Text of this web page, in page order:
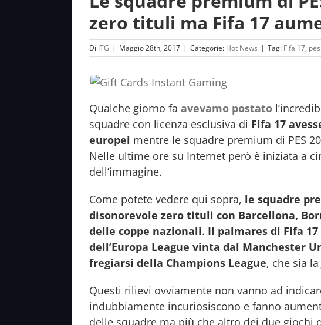
zero tituli ma Fifa 17
Di ITG | Maggio 28th, 2017 | Categorie: Hot News | Tag: Fifa 17,
Qualche giorno fa avevamo postato
squadre con licenza esclusiva di Fifa 17
europei mentre le squadre premium di PES
Nelle ultime ore su Internet però è iniziata a
dell’immagine.
Come potete vedere qui sopra, le squadre
disonorevole zero tituli con Barcellona,
delle coppe nazionali. Il palmares di Fifa
dell’Europa League vinta dal Manchester
fregiarsi della Champions League, che sia la
Questi rilievi ovviamente non vanno ad
indubbiamente incuriosiscono e fanno
delle squadre ma più che altro dei due giochi